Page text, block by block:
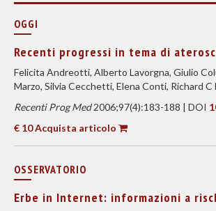
OGGI
Recenti progressi in tema di
Felicita Andreotti, Alberto Lavorgna, Giulio
Marzo, Silvia Cecchetti, Elena Conti, Richard C
Recenti Prog Med2006;97(4):183-188 | DOI
€ 10 Acquista articolo
OSSERVATORIO
Erbe in Internet: informazioni a